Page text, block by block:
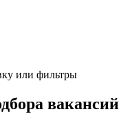
или фильтры
вакансий